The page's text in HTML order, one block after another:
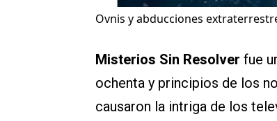
Ovnis y abducciones
Misterios Sin Resolver fue
ochenta y principios de los
causaron la intriga de los